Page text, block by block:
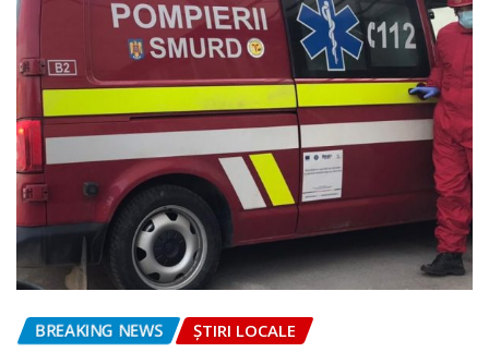
BREAKING NEWS ȘTIRI LOCALE